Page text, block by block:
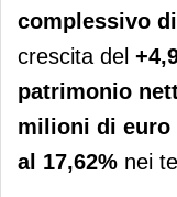
complessivo
crescita del
patrimonio
milioni di euro
al 17,62% nei